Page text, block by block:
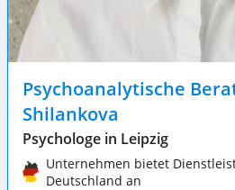
Psychoanalytische
Shilankova
Psychologe in Leipzig
Unternehmen bietet
Deutschland an